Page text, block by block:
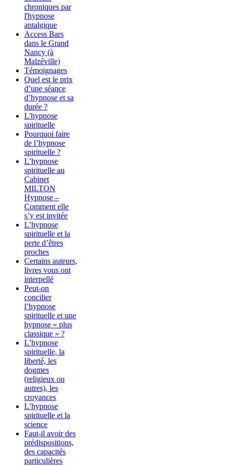
chroniques par
l'hypnose
antalgique
Access Bars
dans le Grand
Nancy (à
Malzéville)
Témoignages
Quel est le prix
d’une séance
d’hypnose et sa
durée ?
L'hypnose
spirituelle
Pourquoi faire
de l’hypnose
spirituelle ?
L’hypnose
spirituelle au
Cabinet
MILTON
Hypnose –
Comment elle
s’y est invitée
L’hypnose
spirituelle et la
perte d’êtres
proches
Certains auteurs,
livres vous ont
interpellé
Peut-on
concilier
l’hypnose
spirituelle et une
hypnose « plus
classique » ?
L’hypnose
spirituelle, la
liberté, les
dogmes
(religieux ou
autres), les
croyances
L’hypnose
spirituelle et la
science
Faut-il avoir des
prédispositions,
des capacités
particulières